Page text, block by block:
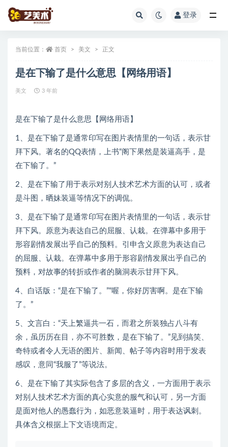
登录
当前位置： 首页 美文 正文
是在下输了是什么意思【网络用语】
美文 3 年前
是在下输了是什么意思【网络用语】
1、是在下输了是通常印写在图片表情里的一句话，表示甘
拜下风。著名的QQ表情，上书“阁下果然是装逼高手，是
在下输了。”
2、是在下输了用于表示对别人技术艺术方面的认可，或者
是斗图，晒妹装逼等情况下的调侃。
3、是在下输了是通常印写在图片表情里的一句话，表示甘
拜下风。原意为表达自己的屈服、认栽。在弹幕中多用于
形容剧情发展出乎自己的预料。引申含义原意为表达自己
的屈服、认栽。在弹幕中多用于形容剧情发展出乎自己的
预料，对故事的转折或作者的脑洞表示甘拜下风。
4、白话版：“是在下输了。”“喔，你好厉害啊。是在下输
了。”
5、文言白：“天上繁逼共一石，而君之所装独占八斗有
余，虽历历在目，亦不可胜数，是在下输了。”见到搞笑、
奇特或者令人无语的图片、新闻、帖子等内容时用于发表
感叹，意同“我服了”等说法。
6、是在下输了其实际包含了多层的含义，一方面用于表示
对别人技术艺术方面的真心实意的服气和认可，另一方面
是面对他人的愚蠢行为，如恶意装逼时，用于表达讽刺。
具体含义根据上下文语境而定。